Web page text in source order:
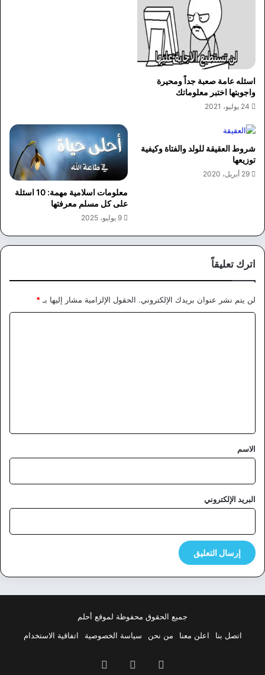
اسئله عامة صعبة جداً ومحيرة
واجوبتها اختبر معلوماتك
24 يوليو، 2021
شروط العقيقة للولد والفتاة وكيفية
توزيعها
29 أبريل، 2020
معلومات اسلامية مهمة: 10 اسئلة
على كل مسلم معرفتها
9 يوليو، 2025
اترك تعليقاً
لن يتم نشر عنوان بريدك الإلكتروني. الحقول الإلزامية مشار إليها بـ*
*
الاسم
البريد الإلكتروني
جميع الحقوق محفوظة لموقع أحلم
اتصل بنا
اعلن معنا من نحن سياسة الخصوصية اتفاقية الاستخدام
فيسبوك